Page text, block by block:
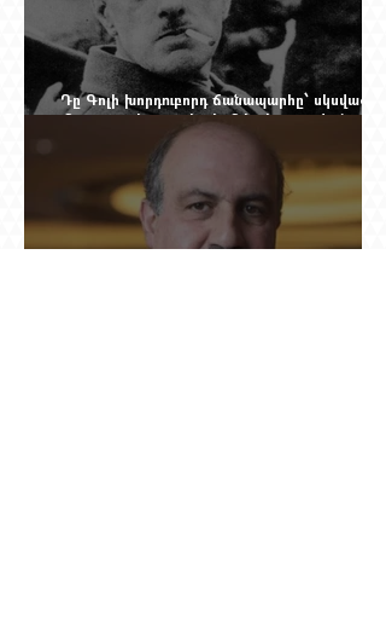
Դը Գոլի խորդուբորդ ճանապարհը՝ սկսված
մեղադրյալի աթոռից և մեկ սխալ գրված